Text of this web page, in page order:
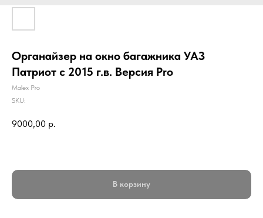
Органайзер на окно багажника УАЗ
Патриот с 2015 г.в. Версия Pro
Malex Pro
SKU:
9000,00 р.
В корзину